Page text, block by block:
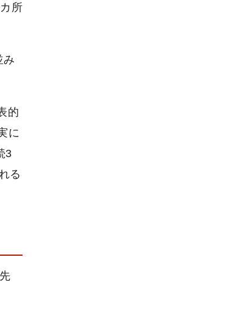
所
み
的
に
3
る